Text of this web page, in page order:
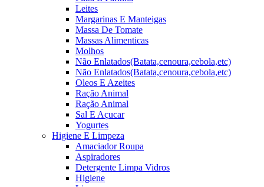
Leites
Margarinas E Manteigas
Massa De Tomate
Massas Alimenticas
Molhos
Não Enlatados(Batata,cenoura,cebola,etc)
Não Enlatados(Batata,cenoura,cebola,etc)
Oleos E Azeites
Ração Animal
Ração Animal
Sal E Açucar
Yogurtes
Higiene E Limpeza
Amaciador Roupa
Aspiradores
Detergente Limpa Vidros
Higiene